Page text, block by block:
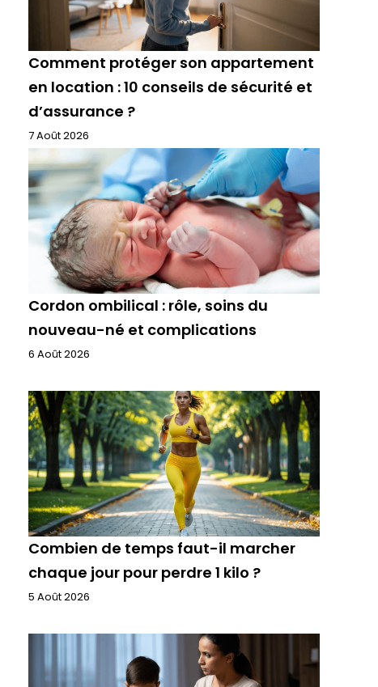
Comment protéger son appartement
en location : 10 conseils de sécurité et
d’assurance ?
7 Août 2026
Cordon ombilical : rôle, soins du
nouveau-né et complications
6 Août 2026
Combien de temps faut-il marcher
chaque jour pour perdre 1 kilo ?
5 Août 2026